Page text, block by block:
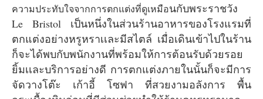
ความประทับใจจากการตกแต่งที่ดูเหมือนกับพระราชวัง
Le Bristol เป็นหนึ่งในส่วนร้านอาหารของโรงแรมที่
ตกแต่งอย่างหรูหราเเละมีสไตล์ เมื่อเดินเข้าไปในร้าน
ก็จะได้พบกับพนักงานที่พร้อมให้การต้อนรับด้วยรอย
ยิ้มเเละบริการอย่างดี การตกแต่งภายในนั้นก็จะมีการ
จัดวางโต๊ะ เก้าอี้ โซฟา ที่สวยงามอลังการ พื้น